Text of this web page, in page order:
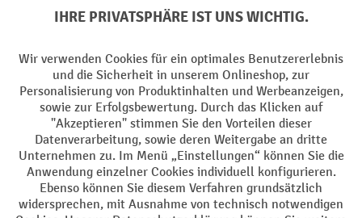
Den Laufbelag passend zu den
Abmessungen der
Bockrollen berücksichtigen
Zusammengefasst: Darauf sollten Sie beim